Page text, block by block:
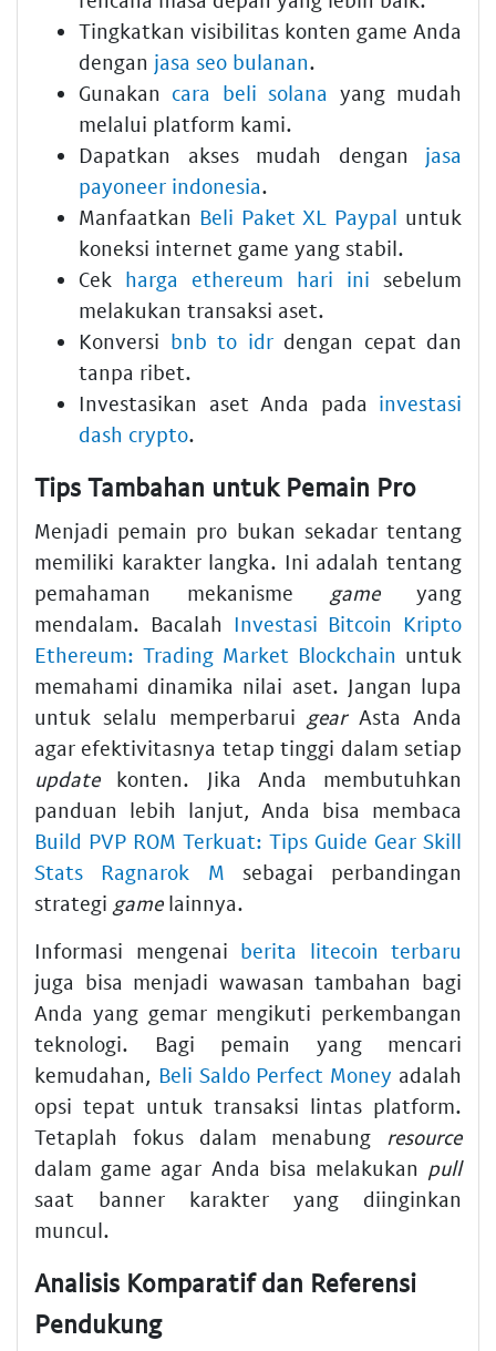
Tingkatkan visibilitas konten game Anda
dengan jasa seo bulanan.
Gunakan cara beli solana yang mudah
melalui platform kami.
Dapatkan akses mudah dengan jasa
payoneer indonesia.
Manfaatkan Beli Paket XL Paypal untuk
koneksi internet game yang stabil.
Cek harga ethereum hari ini sebelum
melakukan transaksi aset.
Konversi bnb to idrdengan cepat dan
tanpa ribet.
Investasikan aset Anda pada investasi
dash crypto.
Tips Tambahan untuk Pemain Pro
Menjadi pemain pro bukan sekadar tentang
memiliki karakter langka. Ini adalah tentang
pemahaman mekanisme gameyang
mendalam. Bacalah Investasi Bitcoin Kripto
Ethereum: Trading Market Blockchain untuk
memahami dinamika nilai aset. Jangan lupa
untuk selalu memperbarui gearAsta Anda
agar efektivitasnya tetap tinggi dalam setiap
updatekonten. Jika Anda membutuhkan
panduan lebih lanjut, Anda bisa membaca
Build PVP ROM Terkuat: Tips Guide Gear Skill
Stats Ragnarok M sebagai perbandingan
strategi gamelainnya.
Informasi mengenai berita litecoin terbaru
juga bisa menjadi wawasan tambahan bagi
Anda yang gemar mengikuti perkembangan
teknologi. Bagi pemain yang mencari
kemudahan, Beli Saldo Perfect Money adalah
opsi tepat untuk transaksi lintas platform.
Tetaplah fokus dalam menabung resource
dalam game agar Anda bisa melakukan pull
saat banner karakter yang diinginkan
muncul.
Analisis Komparatif dan Referensi
Pendukung